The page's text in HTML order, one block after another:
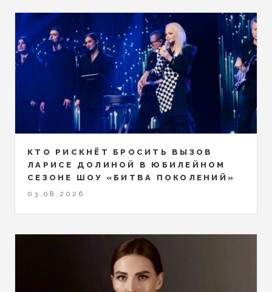
КТО РИСКНЁТ БРОСИТЬ ВЫЗОВ
ЛАРИСЕ ДОЛИНОЙ В ЮБИЛЕЙНОМ
СЕЗОНЕ ШОУ «БИТВА ПОКОЛЕНИЙ»
03.08.2026